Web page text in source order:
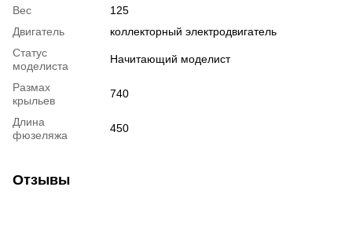
Вес
125
Двигатель
коллекторный электродвигатель
Статус
моделиста
Начитающий моделист
Размах
крыльев
740
Длина
фюзеляжа
450
Отзывы